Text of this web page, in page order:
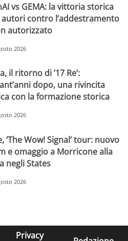
vs GEMA: la vittoria storica
autori contro l’addestramento
autorizzato
2026
il ritorno di ’17 Re’:
dopo, una rivincita
con la formazione storica
2026
‘The Wow! Signal’ tour: nuovo
e omaggio a Morricone alla
negli States
2026
Privacy